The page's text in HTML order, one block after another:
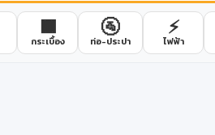
สีทองคำ
อุปกรณ์สำหรับสีตกแต่ง
พิเศษ
เฟอร์นิเ
ไม้เทียม-
🟫
กระเบื้อง
🚰
ท่อ-ประปา
⚡
ไฟฟ้า